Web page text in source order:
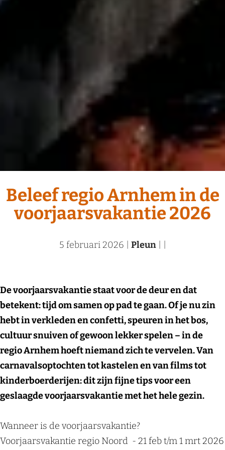
Beleef regio Arnhem in de
voorjaarsvakantie 2026
5 februari 2026 Pleun
De voorjaarsvakantie staat voor de deur en dat
betekent: tijd om samen op pad te gaan. Of je nu zin
hebt in verkleden en confetti, speuren in het bos,
cultuur snuiven of gewoon lekker spelen – in de
regio Arnhem hoeft niemand zich te vervelen. Van
carnavalsoptochten tot kastelen en van films tot
kinderboerderijen: dit zijn fijne tips voor een
geslaagde voorjaarsvakantie met het hele gezin.
Wanneer is de voorjaarsvakantie?
Voorjaarsvakantie regio Noord - 21 feb t/m 1 mrt 2026